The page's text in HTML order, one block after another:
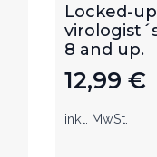
Locked-
8 and up.
12,99 €
inkl. MwSt.